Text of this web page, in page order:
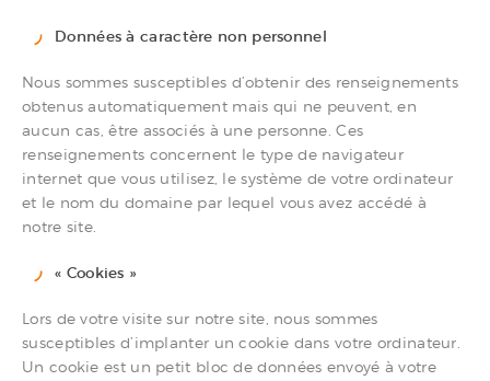
Données à caractère non personnel
Nous sommes susceptibles d’obtenir des renseignements
obtenus automatiquement mais qui ne peuvent, en
aucun cas, être associés à une personne. Ces
renseignements concernent le type de navigateur
internet que vous utilisez, le système de votre ordinateur
et le nom du domaine par lequel vous avez accédé à
notre site.
« Cookies »
Lors de votre visite sur notre site, nous sommes
susceptibles d’implanter un cookie dans votre ordinateur.
Un cookie est un petit bloc de données envoyé à votre